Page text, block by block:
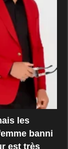
les
banni
est très